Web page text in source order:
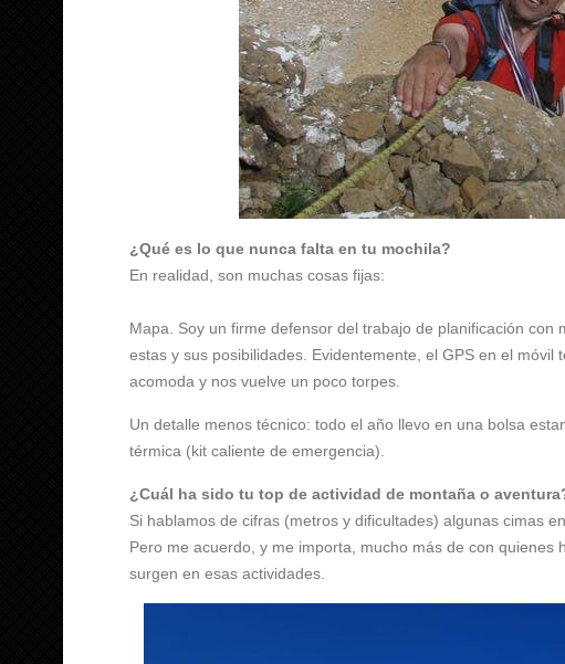
¿Qué es lo que nunca falta en tu mochila?
En realidad, son muchas cosas fijas:
Mapa. Soy un firme defensor del trabajo de planificación
estas y sus posibilidades. Evidentemente, el GPS en el
acomoda y nos vuelve un poco torpes.
Un detalle menos técnico: todo el año llevo en una bolsa
térmica (kit caliente de emergencia).
¿Cuál ha sido tu top de actividad de montaña o
Si hablamos de cifras (metros y dificultades) algunas cimas en
Pero me acuerdo, y me importa, mucho más de con
surgen en esas actividades.